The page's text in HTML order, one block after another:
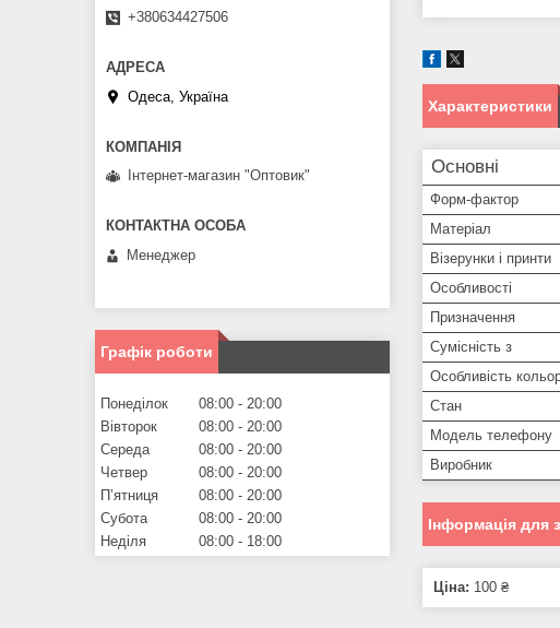
Характеристики
Основні
Форм-фактор
Матеріал
Візерунки і принти
Особливості
Призначення
Сумісність з
Особливість
Стан
Модель телефону
Виробник
Інформація для
Ціна: 100 ₴
+380634427506
Одеса, Україна
Інтернет-магазин "Оптовик"
Менеджер
Графік роботи
Понеділок 08:00
20:00
Вівторок
08:00
20:00
Середа
08:00
20:00
Четвер
08:00
20:00
Пʼятниця
08:00
20:00
Субота
08:00
20:00
Неділя
08:00 18:00